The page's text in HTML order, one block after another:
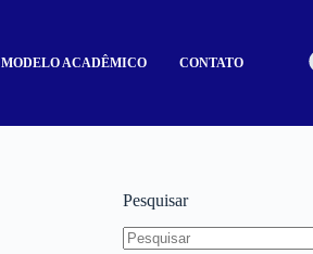
MODELO ACADÊMICO CONTATO
Pesquisar